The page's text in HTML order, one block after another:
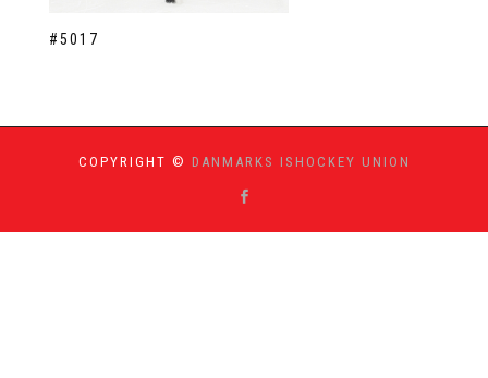
#5017
COPYRIGHT © DANMARKS ISHOCKEY UNION